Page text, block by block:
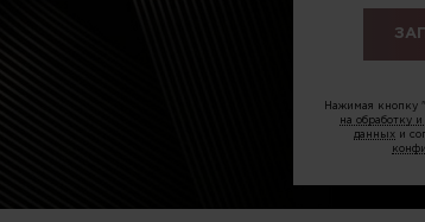
Нажимая кнопку
на обработку
данныхи